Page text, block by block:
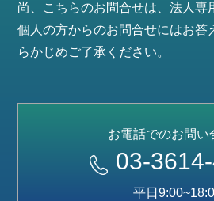
尚、こちらのお問合せは、法人専
個人の方からのお問合せにはお答
らかじめご了承ください。
お電話でのお問い
03-
平日